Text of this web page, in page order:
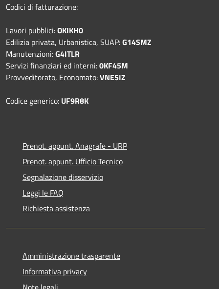
Codici di fatturazione:
Lavori pubblici:OKIKH0
Edilizia privata, Urbanistica, SUAP:G14SMZ
Manutenzioni:G4ITLR
Servizi finanziari ed interni:0KF45M
Provveditorato, Economato:VNE5IZ
Codice generico: UF9R8K
Prenot. appunt. Anagrafe - URP
Prenot. appunt. Ufficio Tecnico
Segnalazione disservizio
Leggi le FAQ
Richiesta assistenza
Amministrazione trasparente
Informativa privacy